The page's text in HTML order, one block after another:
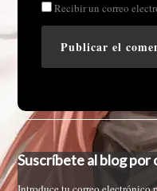
Recibir un correo
Suscríbete al blog